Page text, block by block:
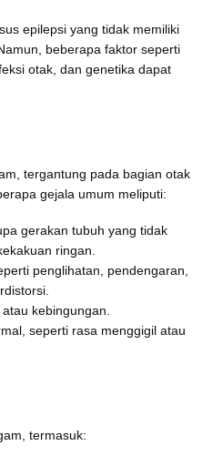
epilepsi yang tidak memiliki
beberapa faktor seperti
otak, dan genetika dapat
tergantung pada bagian otak
gejala umum meliputi:
gerakan tubuh yang tidak
ringan.
penglihatan, pendengaran,
kebingungan.
seperti rasa menggigil atau
termasuk: